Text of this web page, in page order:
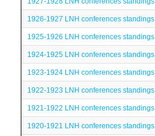
1926-1927 LNH conferences standings
1925-1926 LNH conferences standings
1924-1925 LNH conferences standings
1923-1924 LNH conferences standings
1922-1923 LNH conferences standings
1921-1922 LNH conferences standings
1920-1921 LNH conferences standings